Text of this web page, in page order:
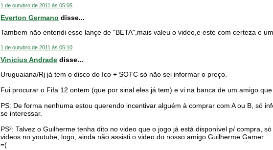
1 de outubro de 2011 às 05:05
Everton Germano disse...
Tambem não entendi esse lançe de "BETA",mais valeu o video,e este com certeza e
1 de outubro de 2011 às 05:10
Vinicius Andrade disse...
Uruguaiana/Rj já tem o disco do Ico + SOTC só não sei informar o preço.
Fui procurar o Fifa 12 ontem (que por sinal eles já tem) e vi na banca de um amigo
PS: De forma nenhuma estou querendo incentivar alguém à comprar com A ou B, só
se interessar.
PS²: Talvez o Guilherme tenha dito no video que o jogo já está disponível p/ compra,
videos no youtube, logo, ainda não assisti o video do nosso amigo Guilherme Gamer
=(